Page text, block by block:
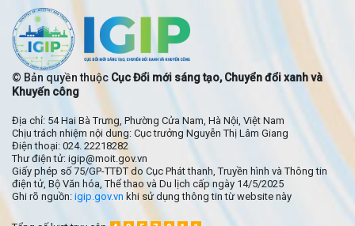
© Bản quyền thuộc Cục Đổi mới sáng tạo, Chuyển đổi xanh và
Khuyến công
Địa chỉ: 54 Hai Bà Trưng, Phường Cửa Nam, Hà Nội, Việt Nam
Chịu trách nhiệm nội dung: Cục trưởng Nguyễn Thị Lâm Giang
Điện thoại: 024. 22218282
Thư điện tử: igip@moit.gov.vn
Giấy phép số 75/GP-TTĐT do Cục Phát thanh, Truyền hình và Thông tin
điện tử, Bộ Văn hóa, Thể thao và Du lịch cấp ngày 14/5/2025
Ghi rõ nguồn: igip.gov.vn khi sử dụng thông tin từ website này